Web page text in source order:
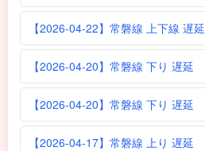
【2026-04-22】常磐線 上下線 遅延
【2026-04-20】常磐線 下り 遅延
【2026-04-20】常磐線 下り 遅延
【2026-04-17】常磐線 上り 遅延